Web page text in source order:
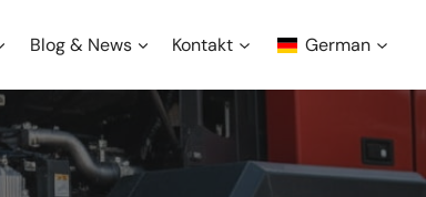
Blog & News Kontakt German